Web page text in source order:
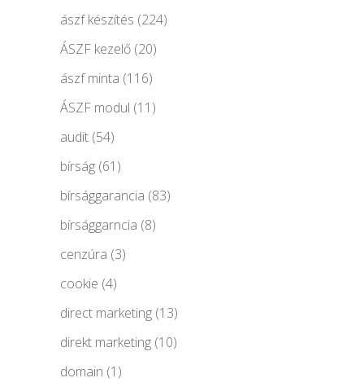
ászf készítés (224)
ÁSZF kezelő (20)
ászf minta (116)
ÁSZF modul (11)
audit (54)
bírság (61)
bírsággarancia (83)
bírsággarncia (8)
cenzúra (3)
cookie (4)
direct marketing (13)
direkt marketing (10)
domain (1)